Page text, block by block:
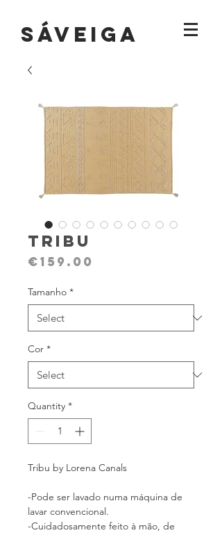
sáVEIGA
Tribu
€159.00
Tamanho *
Cor *
Quantity *
Tribu by Lorena Canals
-Pode ser lavado numa máquina de
lavar convencional.
-Cuidadosamente feito à mão, de